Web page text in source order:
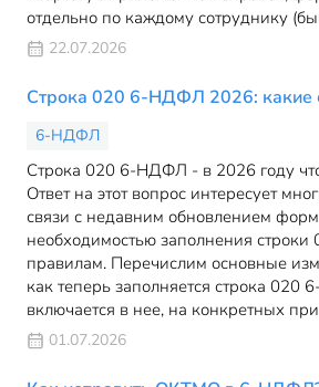
отдельно по каждому сотруднику
22.07.2026
Строка 020 6-НДФЛ 2026: какие
6-НДФЛ
Строка 020 6-НДФЛ - в 2026 году
Ответ на этот вопрос интересует
связи с недавним обновлением
необходимостью заполнения строки
правилам. Перечислим основные
как теперь заполняется строка
включается в нее, на конкретных
01.07.2026